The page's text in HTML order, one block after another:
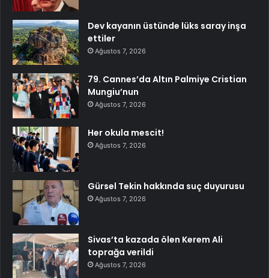
Dev kayanın üstünde lüks saray inşa
ettiler
Ağustos 7, 2026
79. Cannes’da Altın Palmiye Cristian
Mungiu’nun
Ağustos 7, 2026
Her okula mescit!
Ağustos 7, 2026
Gürsel Tekin hakkında suç duyurusu
Ağustos 7, 2026
Sivas’ta kazada ölen Kerem Ali
toprağa verildi
Ağustos 7, 2026